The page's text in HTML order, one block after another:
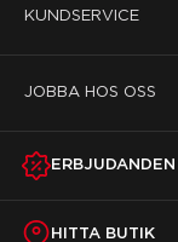
KUNDSERVICE
JOBBA HOS OSS
ERBJUDANDEN
HITTA BUTIK